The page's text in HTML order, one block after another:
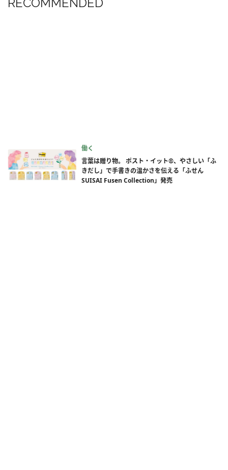
働く
言葉は贈り物。 ポスト・イット®、やさしい「ふ
きだし」で手書きの温かさを伝える「ふせん
SUISAI Fusen Collection」発売